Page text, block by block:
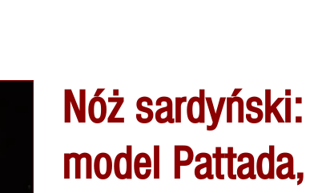
Nóż sardyński:
model Pattada,